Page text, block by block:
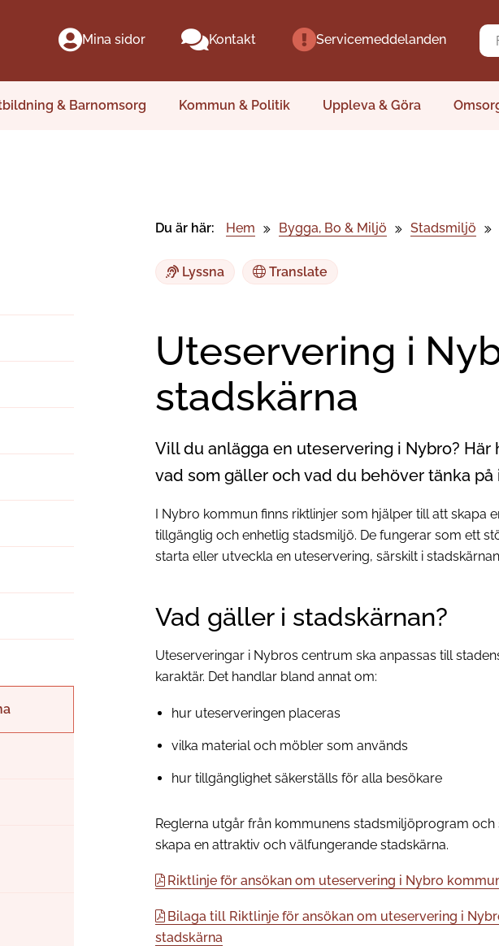
Mina sidor Kontakt Servicemeddelanden
& Barnomsorg Kommun & Politik Uppleva & Göra
Du är här: Hem Bygga, Bo & Miljö Stadsmiljö
Lyssna Translate
Uteservering i
stadskärna
Vill du anlägga en uteservering i Nybro?
vad som gäller och vad du behöver tänka på
I Nybro kommun finns riktlinjer som hjälper till att skapa
tillgänglig och enhetlig stadsmiljö. De fungerar som ett
starta eller utveckla en uteservering, särskilt i
Vad gäller i stadskärnan?
Uteserveringar i Nybros centrum ska anpassas till
karaktär. Det handlar bland annat om:
hur uteserveringen placeras
vilka material och möbler som används
hur tillgänglighet säkerställs för alla besökare
Reglerna utgår från kommunens stadsmiljöprogram och
skapa en attraktiv och välfungerande stadskärna.
Riktlinje för ansökan om uteservering i Nybro
Bilaga till Riktlinje för ansökan om uteservering i
stadskärna